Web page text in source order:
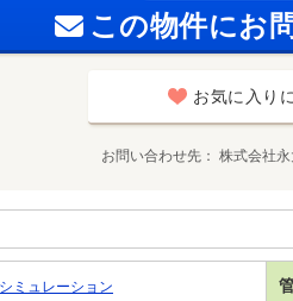
この物件にお
お気に入り
お問い合わせ先 株式会社
ミュレーション